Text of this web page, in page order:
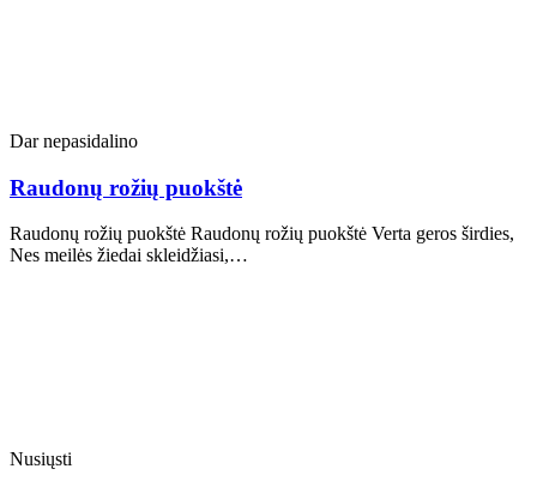
Dar nepasidalino
Raudonų rožių puokštė
Raudonų rožių puokštė Raudonų rožių puokštė Verta geros širdies,
Nes meilės žiedai skleidžiasi,…
Nusiųsti